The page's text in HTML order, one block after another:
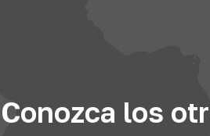
Conozca los